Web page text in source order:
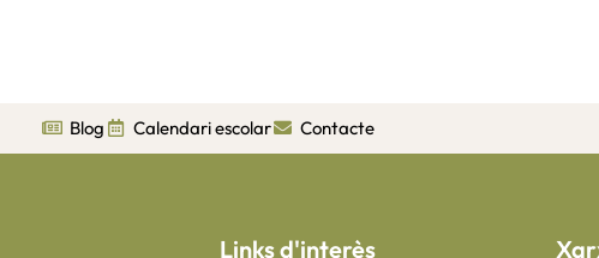
Blog Calendari escolar Contacte
Links d'interès